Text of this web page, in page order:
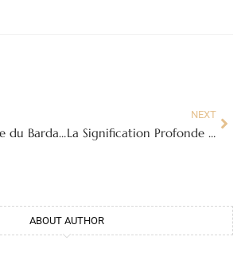
Le Guide Ultime du Bardage Bois Composite : Esthétique, Durabilité et Facilité d’Entretien
NEXT
La Signification Profonde de la Bougie Noire : Guide Complet
ABOUT AUTHOR